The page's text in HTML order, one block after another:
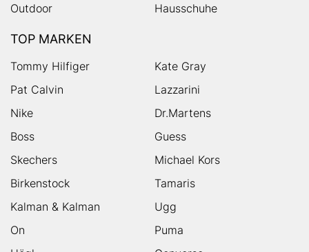
Outdoor
Hausschuhe
TOP MARKEN
Tommy Hilfiger
Kate Gray
Pat Calvin
Lazzarini
Nike
Dr.Martens
Boss
Guess
Skechers
Michael Kors
Birkenstock
Tamaris
Kalman & Kalman
Ugg
On
Puma